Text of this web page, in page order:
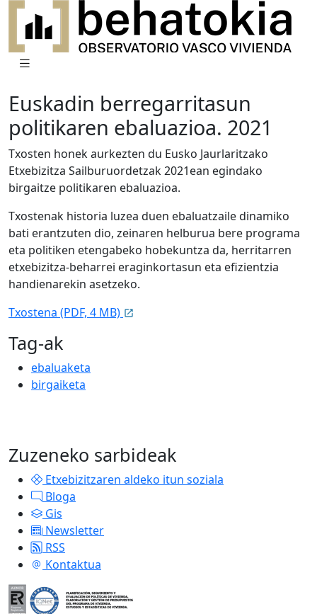
Euskadin berregarritasun
politikaren ebaluazioa. 2021
Txosten honek aurkezten du Eusko Jaurlaritzako
Etxebizitza Sailburuordetzak 2021ean egindako
birgaitze politikaren ebaluazioa.
Txostenak historia luzea duen ebaluatzaile dinamiko
bati erantzuten dio, zeinaren helburua bere programa
eta politiken etengabeko hobekuntza da, herritarren
etxebizitza-beharrei eraginkortasun eta efizientzia
handienarekin asetzeko.
Txostena (PDF, 4 MB)
Tag-ak
ebaluaketa
birgaiketa
Zuzeneko sarbideak
Etxebizitzaren aldeko itun soziala
Bloga
Gis
Newsletter
RSS
Kontaktua